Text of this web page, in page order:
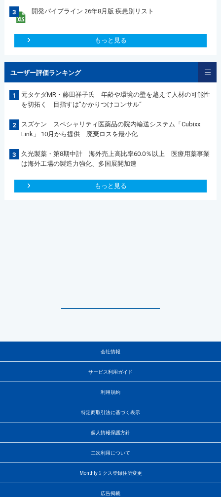
3 開発パイプライン 26年8月版 疾患別リスト
もっと見る
ユーザー評価ランキング
1
元タケダMR・藤田祥子氏 年齢や環境の壁を越えて人材の可能性
を切拓く 目指すは”かかりつけコンサル“
2
スズケン スペシャリティ医薬品の院内輸送システム「Cubixx
Link」 10月から提供 廃棄ロスを最小化
3
久光製薬・第8期中計 海外売上高比率60.0％以上 医療用薬事業
は海外工場の製造力強化、多国展開加速
もっと見る
会社情報
サービス利用ガイド
利用規約
特定商取引法に基づく表示
個人情報保護方針
二次利用について
Monthlyミクス登録住所変更
広告掲載